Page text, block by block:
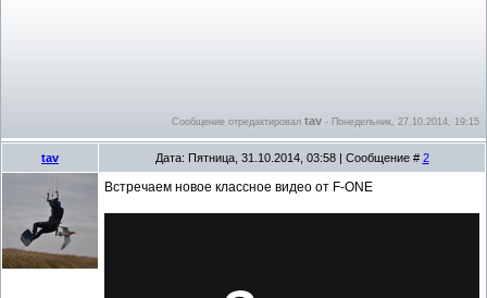
Сообщение отредактировал tav - Понедельник, 27.10.2014, 19:15
tav Дата: Пятница, 31.10.2014, 03:58 | Сообщение # 2
Встречаем новое классное видео от F-ONE